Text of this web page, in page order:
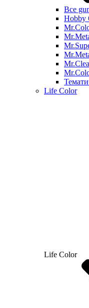
Все
Hobby
Life Color
Life Color